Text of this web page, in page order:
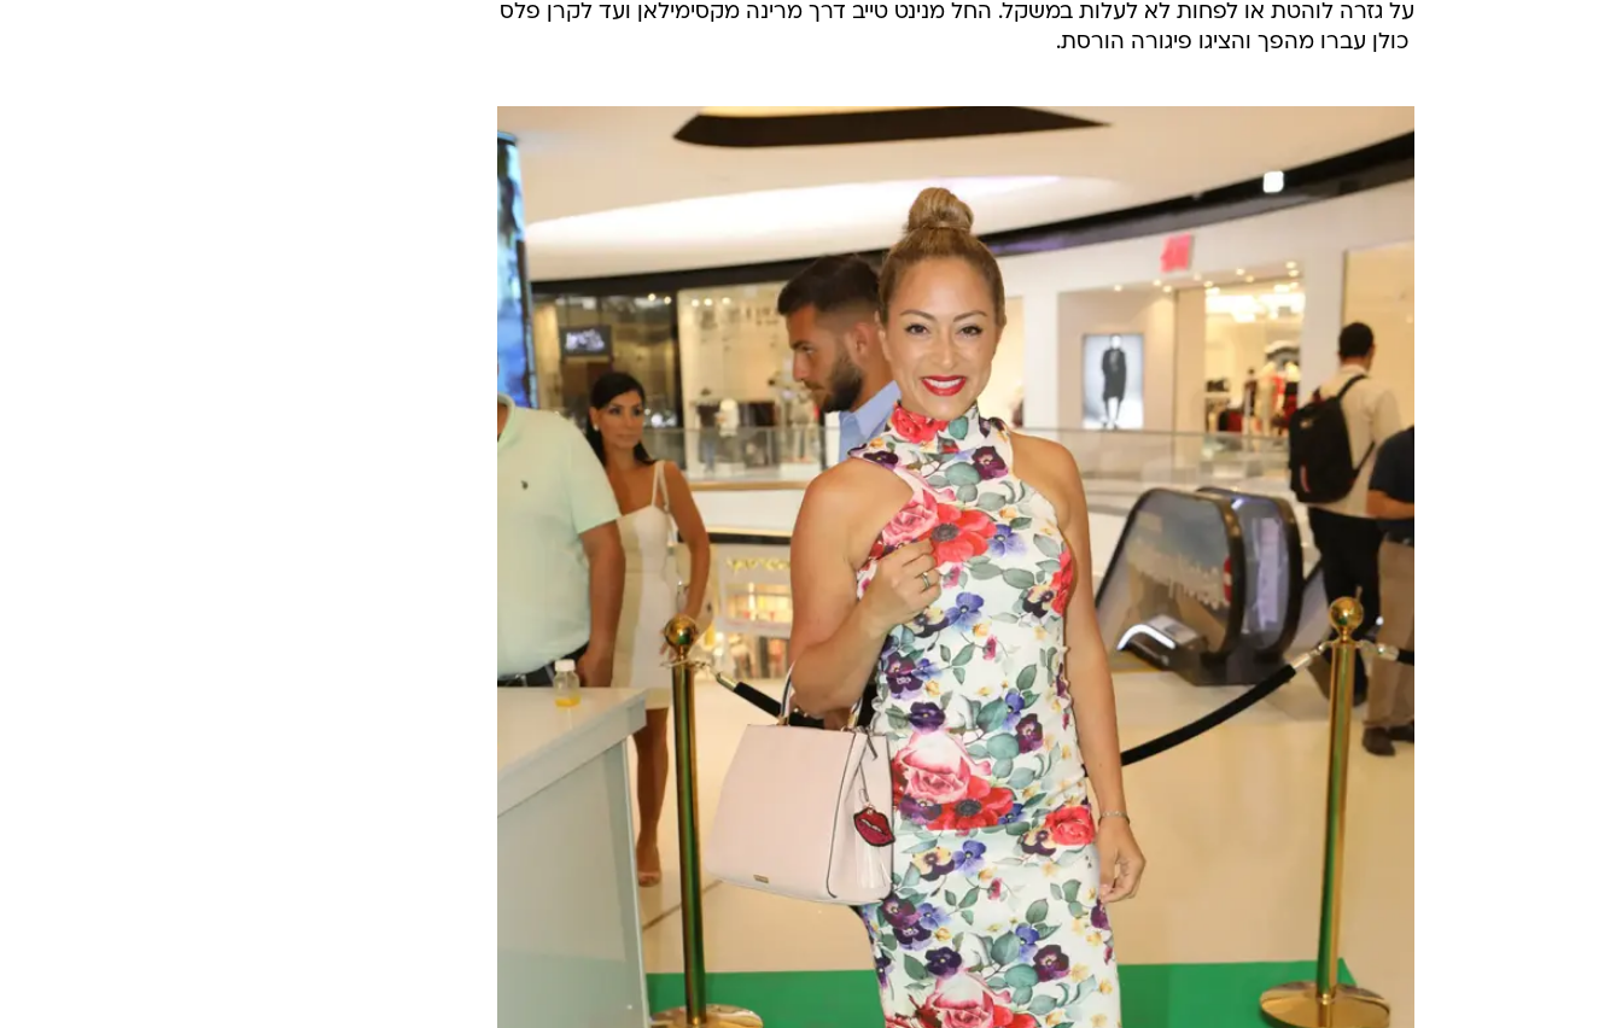
על גזרה לוהטת או לפחות לא לעלות במשקל. החל מנינט טייב דרך מרינה מקסימילאן ועד לקרן פלס
 כולן עברו מהפך והציגו פיגורה הורסת.